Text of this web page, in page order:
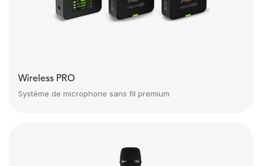
Wireless PRO
Système de microphone sans fil premium